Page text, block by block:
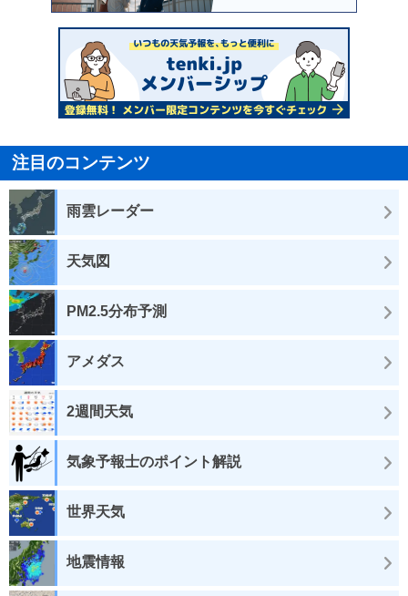
注目のコンテンツ
雨雲レーダー
天気図
PM2.5分布予測
アメダス
2週間天気
気象予報士のポイント解説
世界天気
地震情報